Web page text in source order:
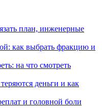
план, инженерные
как выбрать фракцию и
на что смотреть
деньги и как
и головной боли